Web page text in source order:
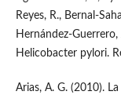
Reyes, R., Bernal-
Hernández-
Helicobacter pylori.
Arias, A. G. (2010).